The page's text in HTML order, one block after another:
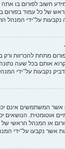
חשוב לפורום בו אתה
של כל עמוד בפורום
נקבעות על־ידי המנהל
מתחת להכרזות
אותם בכל שעה
נקבעות על־ידי
אשר המשתמשים אינם
אוטומטית. הנושאים
או המנהל הראשי
אשר נקבעו על־ידי